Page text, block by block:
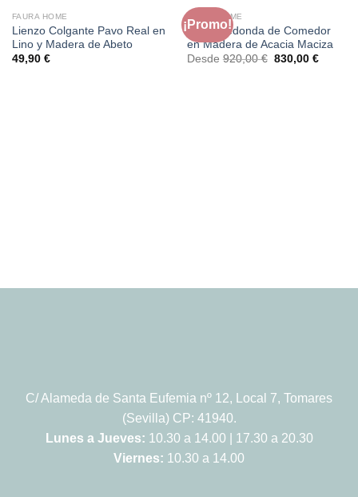
FAURA HOME
Lienzo Colgante Pavo Real en
Lino y Madera de Abeto
49,90 €
¡Promo!
FAURA HOME
Mesa Redonda de Comedor
en Madera de Acacia Maciza
Desde 920,00€ El
830,00 €El
C/ Alameda de Santa Eufemia nº 12, Local 7, Tomares
(Sevilla) CP: 41940.
Lunes a Jueves: 10.30 a 14.00 | 17.30 a 20.30
Viernes: 10.30 a 14.00